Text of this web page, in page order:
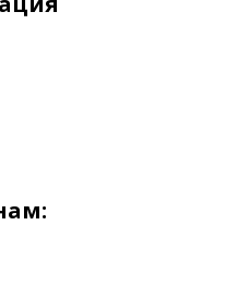
оформление
ей дополнительные